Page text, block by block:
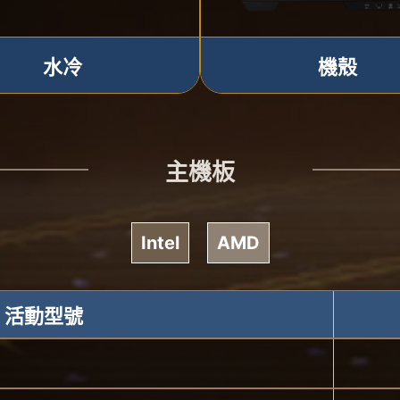
水冷 機殼
主機板
Intel AMD
活動型號